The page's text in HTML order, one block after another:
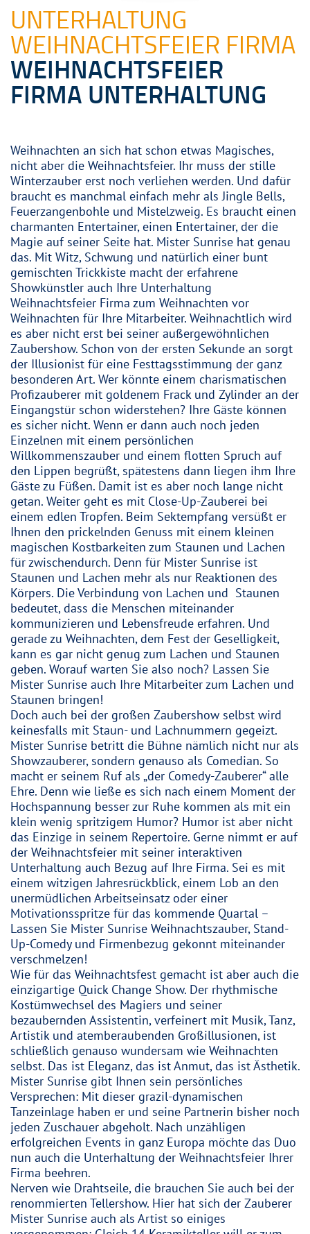
UNTERHALTUNG
WEIHNACHTSFEIER FIRMA
WEIHNACHTSFEIER
FIRMA UNTERHALTUNG
Weihnachten an sich hat schon etwas Magisches,
nicht aber die Weihnachtsfeier. Ihr muss der stille
Winterzauber erst noch verliehen werden. Und dafür
braucht es manchmal einfach mehr als Jingle Bells,
Feuerzangenbohle und Mistelzweig. Es braucht einen
charmanten Entertainer, einen Entertainer, der die
Magie auf seiner Seite hat. Mister Sunrise hat genau
das. Mit Witz, Schwung und natürlich einer bunt
gemischten Trickkiste macht der erfahrene
Showkünstler auch Ihre Unterhaltung
Weihnachtsfeier Firma zum Weihnachten vor
Weihnachten für Ihre Mitarbeiter. Weihnachtlich wird
es aber nicht erst bei seiner außergewöhnlichen
Zaubershow. Schon von der ersten Sekunde an sorgt
der Illusionist für eine Festtagsstimmung der ganz
besonderen Art. Wer könnte einem charismatischen
Profizauberer mit goldenem Frack und Zylinder an der
Eingangstür schon widerstehen? Ihre Gäste können
es sicher nicht. Wenn er dann auch noch jeden
Einzelnen mit einem persönlichen
Willkommenszauber und einem flotten Spruch auf
den Lippen begrüßt, spätestens dann liegen ihm Ihre
Gäste zu Füßen. Damit ist es aber noch lange nicht
getan. Weiter geht es mit Close-Up-Zauberei bei
einem edlen Tropfen. Beim Sektempfang versüßt er
Ihnen den prickelnden Genuss mit einem kleinen
magischen Kostbarkeiten zum Staunen und Lachen
für zwischendurch. Denn für Mister Sunrise ist
Staunen und Lachen mehr als nur Reaktionen des
Körpers. Die Verbindung von Lachen und Staunen
bedeutet, dass die Menschen miteinander
kommunizieren und Lebensfreude erfahren. Und
gerade zu Weihnachten, dem Fest der Geselligkeit,
kann es gar nicht genug zum Lachen und Staunen
geben. Worauf warten Sie also noch? Lassen Sie
Mister Sunrise auch Ihre Mitarbeiter zum Lachen und
Staunen bringen!
Doch auch bei der großen Zaubershow selbst wird
keinesfalls mit Staun- und Lachnummern gegeizt.
Mister Sunrise betritt die Bühne nämlich nicht nur als
Showzauberer, sondern genauso als Comedian. So
macht er seinem Ruf als „der Comedy-Zauberer“ alle
Ehre. Denn wie ließe es sich nach einem Moment der
Hochspannung besser zur Ruhe kommen als mit ein
klein wenig spritzigem Humor? Humor ist aber nicht
das Einzige in seinem Repertoire. Gerne nimmt er auf
der Weihnachtsfeier mit seiner interaktiven
Unterhaltung auch Bezug auf Ihre Firma. Sei es mit
einem witzigen Jahresrückblick, einem Lob an den
unermüdlichen Arbeitseinsatz oder einer
Motivationsspritze für das kommende Quartal –
Lassen Sie Mister Sunrise Weihnachtszauber, Stand-
Up-Comedy und Firmenbezug gekonnt miteinander
verschmelzen!
Wie für das Weihnachtsfest gemacht ist aber auch die
einzigartige Quick Change Show. Der rhythmische
Kostümwechsel des Magiers und seiner
bezaubernden Assistentin, verfeinert mit Musik, Tanz,
Artistik und atemberaubenden Großillusionen, ist
schließlich genauso wundersam wie Weihnachten
selbst. Das ist Eleganz, das ist Anmut, das ist Ästhetik.
Mister Sunrise gibt Ihnen sein persönliches
Versprechen: Mit dieser grazil-dynamischen
Tanzeinlage haben er und seine Partnerin bisher noch
jeden Zuschauer abgeholt. Nach unzähligen
erfolgreichen Events in ganz Europa möchte das Duo
nun auch die Unterhaltung der Weihnachtsfeier Ihrer
Firma beehren.
Nerven wie Drahtseile, die brauchen Sie auch bei der
renommierten Tellershow. Hier hat sich der Zauberer
Mister Sunrise auch als Artist so einiges